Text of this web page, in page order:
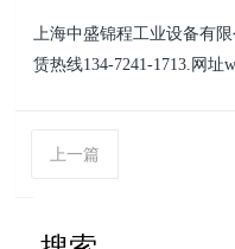
上海中盛锦程工业设备有
赁热线134-7241-1713.网址
上一篇